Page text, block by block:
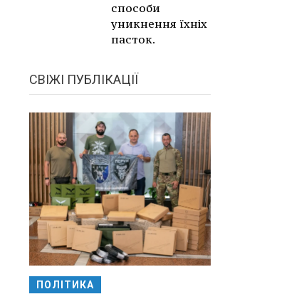
способи
уникнення їхніх
пасток.
СВІЖІ ПУБЛІКАЦІЇ
ПОЛІТИКА